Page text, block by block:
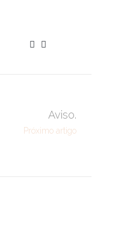
Aviso.
Próximo artigo